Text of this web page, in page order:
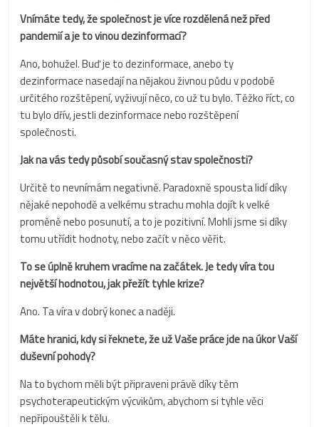
Vnímáte tedy, že společnost je více rozdělená než před
pandemií a je to vinou dezinformací?
Ano, bohužel. Buď je to dezinformace, anebo ty
dezinformace nasedají na nějakou živnou půdu v podobě
určitého rozštěpení, vyživují něco, co už tu bylo. Těžko říct, co
tu bylo dřív, jestli dezinformace nebo rozštěpení
společnosti.
Jak na vás tedy působí současný stav společnosti?
Určitě to nevnímám negativně. Paradoxně spousta lidí díky
nějaké nepohodě a velkému strachu mohla dojít k velké
proměně nebo posunutí, a to je pozitivní. Mohli jsme si díky
tomu utřídit hodnoty, nebo začít v něco věřit.
To se úplně kruhem vracíme na začátek. Je tedy víra tou
největší hodnotou, jak přežít tyhle krize?
Ano. Ta víra v dobrý konec a naději.
Máte hranici, kdy si řeknete, že už Vaše práce jde na úkor Vaší
duševní pohody?
Na to bychom měli být připraveni právě díky těm
psychoterapeutickým výcvikům, abychom si tyhle věci
nepřipouštěli k tělu.